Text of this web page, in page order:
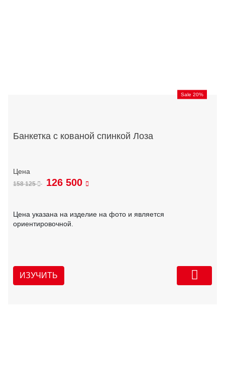
Sale 20%
Банкетка с кованой спинкой Лоза
158 125 126 500
Цена указана на изделие на фото и является
ориентировочной.
ИЗУЧИТЬ